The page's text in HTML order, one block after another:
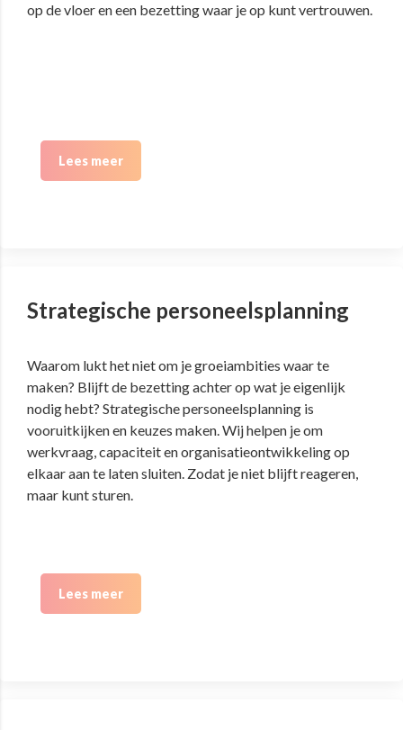
op de vloer en een bezetting waar je op kunt vertrouwen.
Lees meer
Strategische personeelsplanning
Waarom lukt het niet om je groeiambities waar te
maken? Blijft de bezetting achter op wat je eigenlijk
nodig hebt? Strategische personeelsplanning is
vooruitkijken en keuzes maken. Wij helpen je om
werkvraag, capaciteit en organisatieontwikkeling op
elkaar aan te laten sluiten. Zodat je niet blijft reageren,
maar kunt sturen.
Lees meer